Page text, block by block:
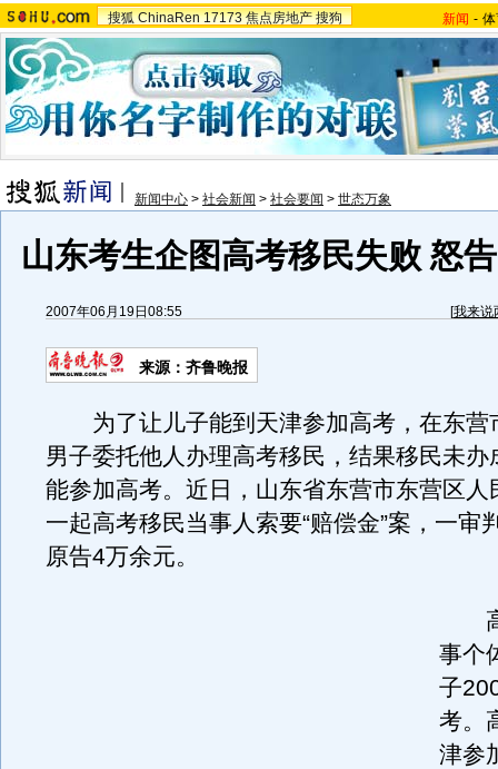
搜狐 ChinaRen 17173 焦点房地产 搜狗 新闻 -
新闻中心 > 社会新闻 > 社会要闻 > 世态万象
山东考生企图高考移民失败 怒
2007年06月19日08:55 [我来说
来源：齐鲁晚报
为了让儿子能到天津参加高考，在东营
男子委托他人办理高考移民，结果移民未办
能参加高考。近日，山东省东营市东营区人
一起高考移民当事人索要“赔偿金”案，一审
原告4万余元。
高
事个
子
考。
津参